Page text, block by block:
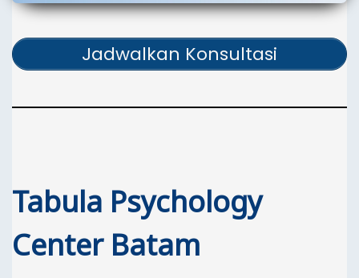
Jadwalkan Konsultasi
Tabula Psychology
Center Batam